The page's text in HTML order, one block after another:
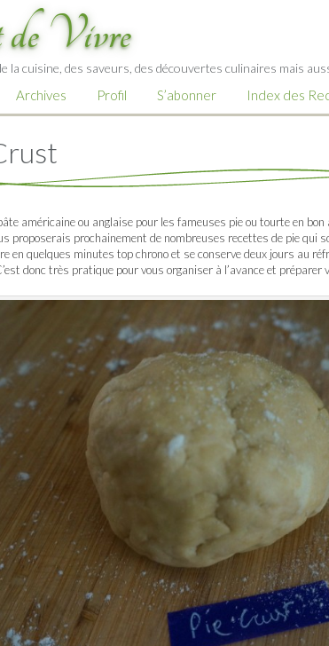
Vivre
la cuisine, des saveurs, des découvertes culinaires mais
Archives Profil S’abonner Index des
américaine ou anglaise pour les fameuses pie ou tourte en
proposerais prochainement de nombreuses recettes de pie qui
en quelques minutes top chrono et se conserve deux jours au
donc très pratique pour vous organiser à l’avance et